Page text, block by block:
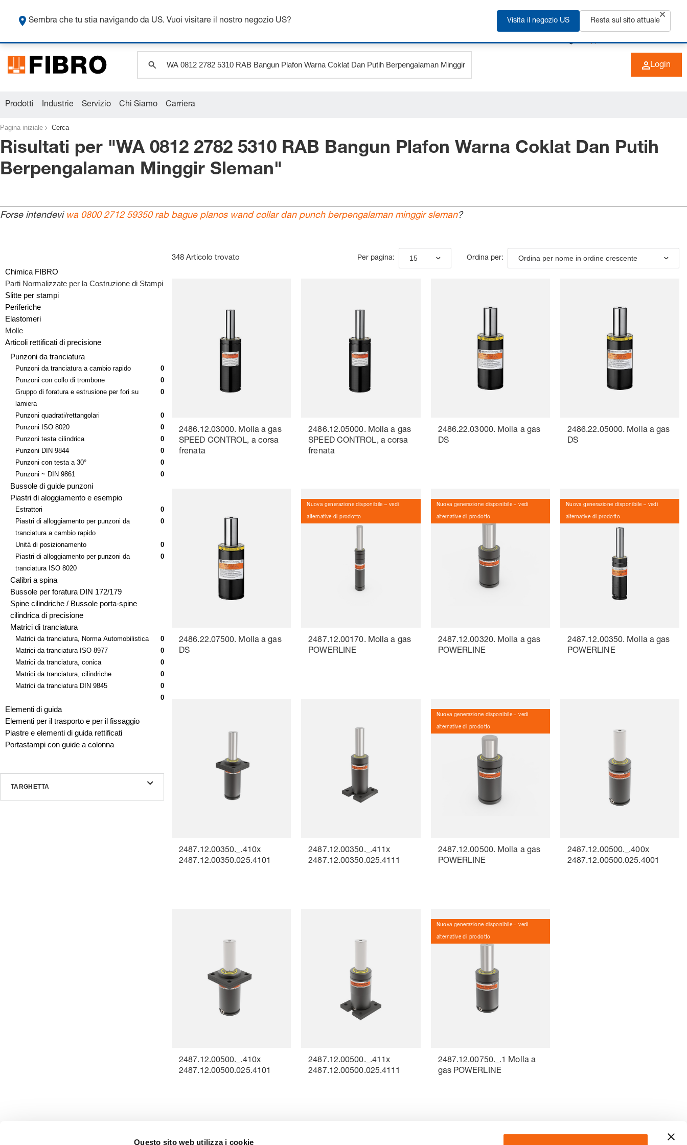
Questo sito web utilizza i cookie
+49 (0) 6266 73-0 IT
Login
Prodotti Industrie Servizio Chi Siamo Carriera
Pagina iniziale Cerca
Risultati per "WA 0812 2782 5310 RAB Bangun Plafon Warna Coklat Dan Putih
Berpengalaman Minggir Sleman"
Forse intendevi wa 0800 2712 59350 rab bague planos wand collar dan punch berpengalaman minggir sleman?
Chimica FIBRO
Parti Normalizzate per la Costruzione di Stampi
Slitte per stampi
Periferiche
Elastomeri
Molle
Articoli rettificati di precisione
Punzoni da tranciatura
Punzoni da tranciatura a cambio rapido
0
Punzoni con collo di trombone
0
Gruppo di foratura e estrusione per fori su
lamiera
0
Punzoni quadrati/rettangolari
0
Punzoni ISO 8020
0
Punzoni testa cilindrica
0
Punzoni DIN 9844
0
Punzoni con testa a 30°
0
Punzoni ~ DIN 9861
0
Bussole di guide punzoni
Piastri di aloggiamento e esempio
Estrattori
0
Piastri di alloggiamento per punzoni da
tranciatura a cambio rapido
0
Unità di posizionamento
0
Piastri di alloggiamento per punzoni da
tranciatura ISO 8020
0
Calibri a spina
Bussole per foratura DIN 172/179
Spine cilindriche / Bussole porta-spine
cilindrica di precisione
Matrici di tranciatura
Matrici da tranciatura, Norma Automobilistica
0
Matrici da tranciatura ISO 8977
0
Matrici da tranciatura, conica
0
Matrici da tranciatura, cilindriche
0
Matrici da tranciatura DIN 9845
0
0
Elementi di guida
Elementi per il trasporto e per il fissaggio
Piastre e elementi di guida rettificati
Portastampi con guide a colonna
TARGHETTA
348 Articolo trovato Per pagina: 15 Ordina per: Ordina per nome in ordine crescente
2486.12.03000. Molla a gas
SPEED CONTROL, a corsa
frenata
2486.12.05000. Molla a gas
SPEED CONTROL, a corsa
frenata
2486.22.03000. Molla a gas
DS
2486.22.05000. Molla a gas
DS
2486.22.07500. Molla a gas
DS
Nuova generazione disponibile – vedi
alternative di prodotto
2487.12.00170. Molla a gas
POWERLINE
Nuova generazione disponibile – vedi
alternative di prodotto
2487.12.00320. Molla a gas
POWERLINE
Nuova generazione disponibile – vedi
alternative di prodotto
2487.12.00350. Molla a gas
POWERLINE
2487.12.00350._.410x
2487.12.00350.025.4101
2487.12.00350._.411x
2487.12.00350.025.4111
Nuova generazione disponibile – vedi
alternative di prodotto
2487.12.00500. Molla a gas
POWERLINE
2487.12.00500._.400x
2487.12.00500.025.4001
2487.12.00500._.410x
2487.12.00500.025.4101
2487.12.00500._.411x
2487.12.00500.025.4111
Nuova generazione disponibile – vedi
alternative di prodotto
2487.12.00750._.1 Molla a
gas POWERLINE
Sembra che tu stia navigando da US. Vuoi visitare il nostro negozio US? Visita il negozio US Resta sul sito attuale